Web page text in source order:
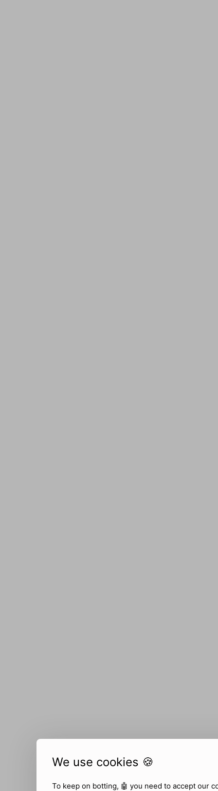
We use cookies 🍪
To keep on botting, 🤖 you need to accept our